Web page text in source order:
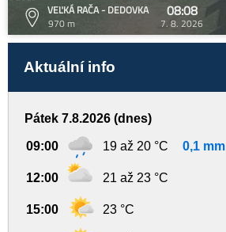
VEĽKÁ RAČA - DEDOVKA
970 m
08:08
7. 8. 2026
Aktuální info
Pátek 7.8.2026 (dnes)
09:00 19 až 20 °C 0,1 mm
12:00 21 až 23 °C
15:00 23 °C